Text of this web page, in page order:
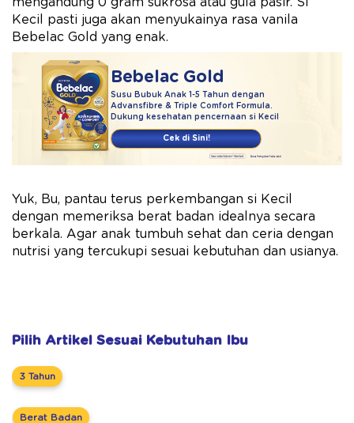
Kecil pasti juga akan menyukainya rasa vanila
Bebelac Gold yang enak.
Bebelac Gold
Susu Bubuk Anak 1-5 Tahun dengan
Advansfibre & Triple Comfort Formula.
Dukung kesehatan pencernaan si Kecil
Cek di Sini!
Yuk, Bu, pantau terus perkembangan si Kecil
dengan memeriksa berat badan idealnya secara
berkala. Agar anak tumbuh sehat dan ceria dengan
nutrisi yang tercukupi sesuai kebutuhan dan usianya.
Pilih Artikel Sesuai Kebutuhan Ibu
3 Tahun
Berat Badan